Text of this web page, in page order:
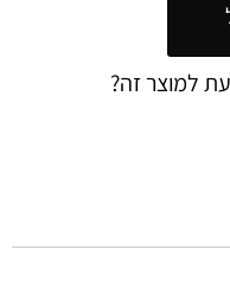
למוצר זה?